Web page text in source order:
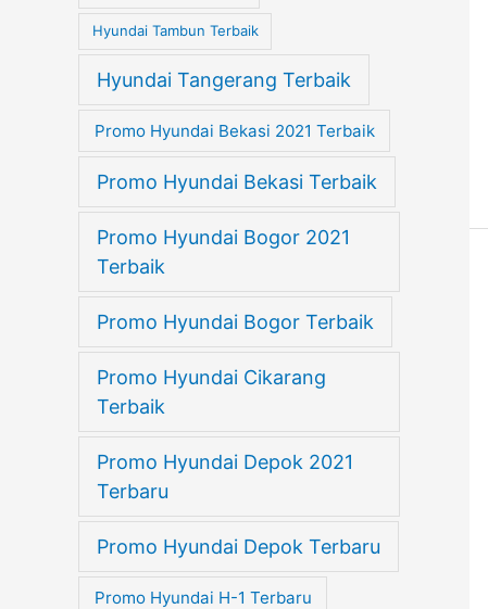
Hyundai Tambun Terbaik
Hyundai Tangerang Terbaik
Promo Hyundai Bekasi 2021 Terbaik
Promo Hyundai Bekasi Terbaik
Promo Hyundai Bogor 2021
Terbaik
Promo Hyundai Bogor Terbaik
Promo Hyundai Cikarang
Terbaik
Promo Hyundai Depok 2021
Terbaru
Promo Hyundai Depok Terbaru
Promo Hyundai H-1 Terbaru